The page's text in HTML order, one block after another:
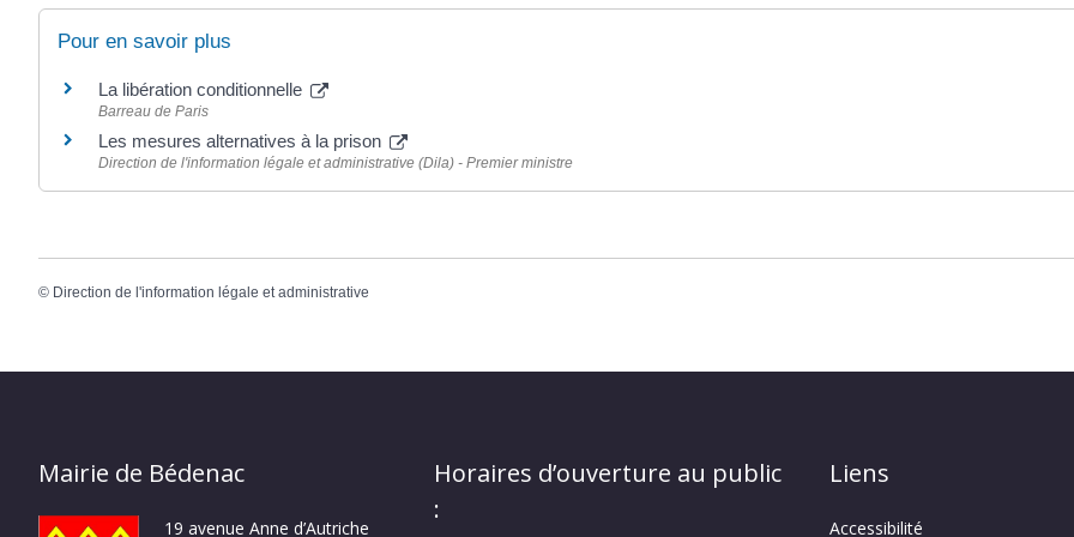
Pour en savoir plus
La libération conditionnelle
Barreau de Paris
Les mesures alternatives à la prison
Direction de l'information légale et administrative (Dila) - Premier ministre
© Direction de l'information légale et administrative
Mairie de Bédenac
19 avenue Anne d’Autriche
Horaires d’ouverture au public
:
Liens
Accessibilité